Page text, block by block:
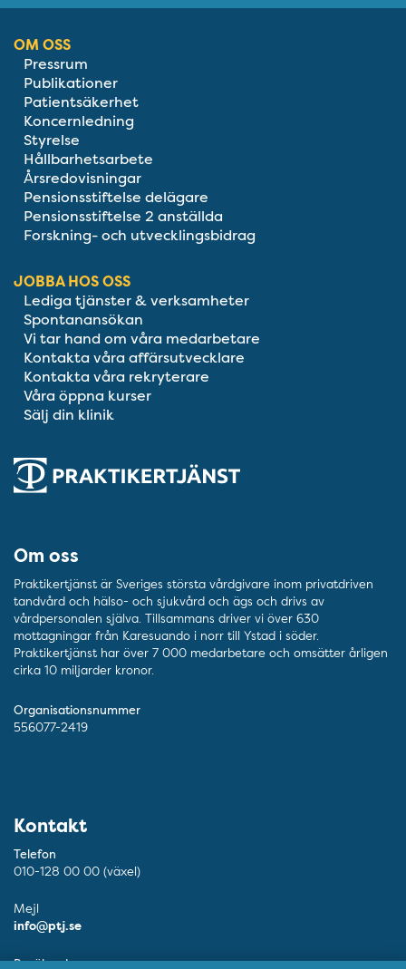
OM OSS
Pressrum
Publikationer
Patientsäkerhet
Koncernledning
Styrelse
Hållbarhetsarbete
Årsredovisningar
Pensionsstiftelse delägare
Pensionsstiftelse 2 anställda
Forskning- och utvecklingsbidrag
JOBBA HOS OSS
Lediga tjänster & verksamheter
Spontanansökan
Vi tar hand om våra medarbetare
Kontakta våra affärsutvecklare
Kontakta våra rekryterare
Våra öppna kurser
Sälj din klinik
Om oss
Praktikertjänst är Sveriges största vårdgivare inom privatdriven
tandvård och hälso- och sjukvård och ägs och drivs av
vårdpersonalen själva. Tillsammans driver vi över 630
mottagningar från Karesuando i norr till Ystad i söder.
Praktikertjänst har över 7 000 medarbetare och omsätter årligen
cirka 10 miljarder kronor.
Organisationsnummer
556077-2419
Kontakt
Telefon
010-128 00 00 (växel)
Mejl
info@ptj.se
Besöksadress